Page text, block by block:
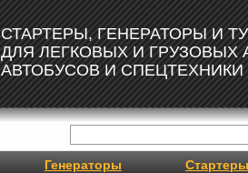
СТАРТЕРЫ, ГЕНЕРАТОРЫ И
ДЛЯ ЛЕГКОВЫХ И ГРУЗОВЫХ
АВТОБУСОВ И СПЕЦТЕХНИКИ
Генераторы Стартеры